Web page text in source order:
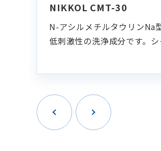
NIKKOL CMT-30
N-アシルメチルタウリンNa
低刺激性の洗浄成分です。